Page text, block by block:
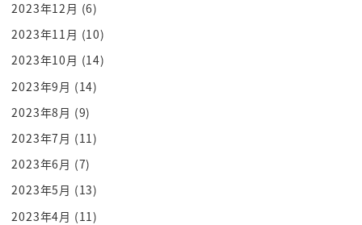
時の担当か03だ
おっかしーたろすねそこを一個一個以上線改善して
女性社員
osho するという感じですねあのまあセレモニーです
からね自分の奥さんも受けて
たんですでねそれでその優秀社員をですね
こう嘲笑するか言ってやったんですね
その時つまりめちゃめちゃ怒られたんですね
なぜだよねなぜあなたは女性幹部の時だけ外したの
2023年12月 (6)
2023年11月 (10)
2023年10月 (14)
2023年9月 (14)
2023年8月 (9)
2023年7月 (11)
2023年6月 (7)
2023年5月 (13)
2023年4月 (11)